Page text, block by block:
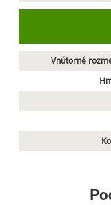
Vnútorné